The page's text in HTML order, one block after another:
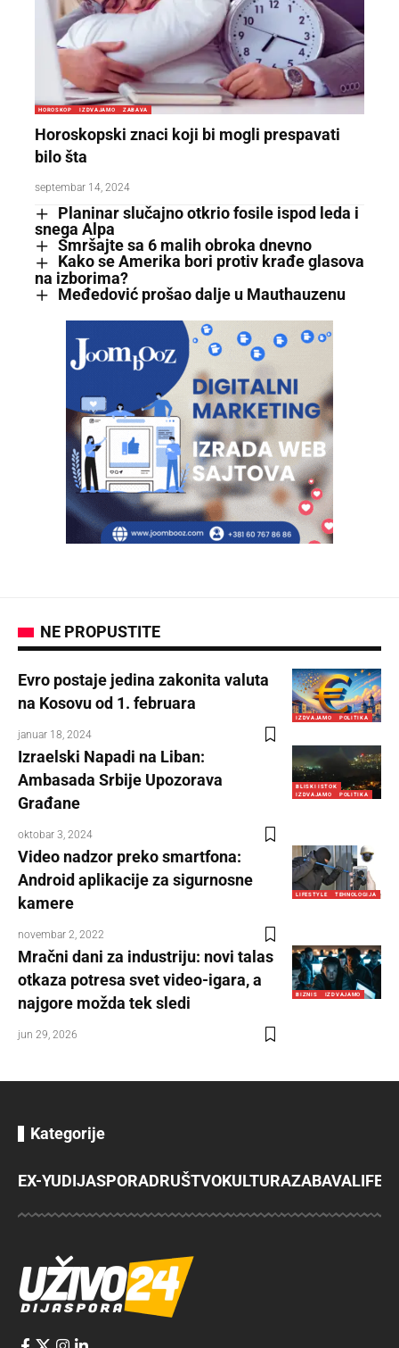
HOROSKOP IZDVAJAMO ZABAVA
Horoskopski znaci koji bi mogli prespavati
bilo šta
septembar 14, 2024
Planinar slučajno otkrio fosile ispod leda i
snega Alpa
Smršajte sa 6 malih obroka dnevno
Kako se Amerika bori protiv krađe glasova
na izborima?
Međedović prošao dalje u Mauthauzenu
NE PROPUSTITE
IZDVAJAMO POLITIKA
Evro postaje jedina zakonita valuta
na Kosovu od 1. februara
januar 18, 2024
BLISKI ISTOK
IZDVAJAMO
POLITIKA
Izraelski Napadi na Liban:
Ambasada Srbije Upozorava
Građane
oktobar 3, 2024
LIFESTYLE TEHNOLOGIJA
Video nadzor preko smartfona:
Android aplikacije za sigurnosne
kamere
novembar 2, 2022
BIZNIS IZDVAJAMO
Mračni dani za industriju: novi talas
otkaza potresa svet video-igara, a
najgore možda tek sledi
jun 29, 2026
Kategorije
EX-YUDIJASPORADRUŠTVOKULTURAZABAVA